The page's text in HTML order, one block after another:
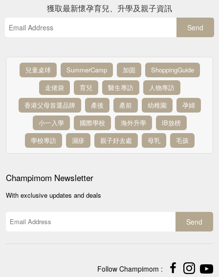
獲取最新懷孕育兒、升學及親子資訊
Send
兒童桌球 SummerCamp 加固
ShoppingGuide
走佬袋
育兒 醫生專訪
人物專訪
香港父母首選品牌
產後 產前 幼稚園
孕婦
小一入學
國際學校 海外升學
IB放榜
學校專訪
濕疹 親子好去處 母乳 毛孩
Champimom Newsletter
With exclusive updates and deals
Send
Follow Champimom :